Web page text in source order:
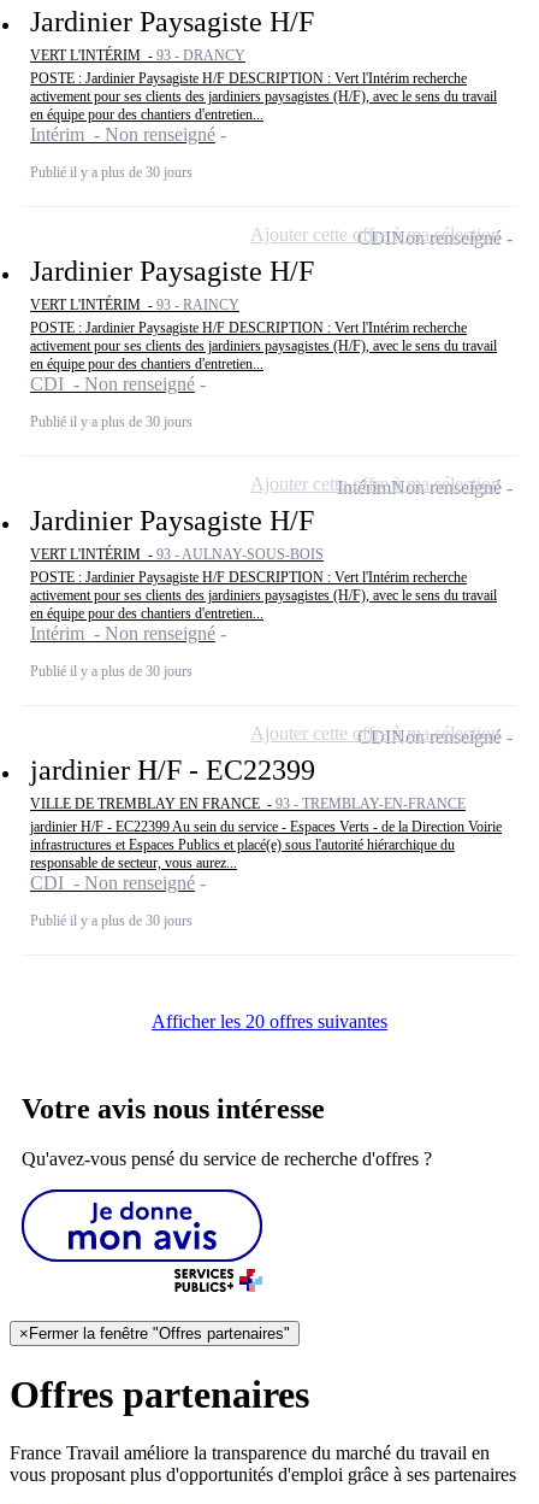
Jardinier Paysagiste H/F
VERT L'INTÉRIM - 93 - DRANCY
POSTE : Jardinier Paysagiste H/F DESCRIPTION : Vert l'Intérim recherche
activement pour ses clients des jardiniers paysagistes (H/F), avec le sens du travail
en équipe pour des chantiers d'entretien...
Intérim - Non renseigné
Publié il y a plus de 30 jours
Jardinier Paysagiste H/F
VERT L'INTÉRIM - 93 - RAINCY
POSTE : Jardinier Paysagiste H/F DESCRIPTION : Vert l'Intérim recherche
activement pour ses clients des jardiniers paysagistes (H/F), avec le sens du travail
en équipe pour des chantiers d'entretien...
CDI - Non renseigné
Publié il y a plus de 30 jours
CDINon renseigné
Ajouter cette offre à ma sélection
Jardinier Paysagiste H/F
VERT L'INTÉRIM - 93 - AULNAY-SOUS-BOIS
POSTE : Jardinier Paysagiste H/F DESCRIPTION : Vert l'Intérim recherche
activement pour ses clients des jardiniers paysagistes (H/F), avec le sens du travail
en équipe pour des chantiers d'entretien...
Intérim - Non renseigné
Publié il y a plus de 30 jours
IntérimNon renseigné
Ajouter cette offre à ma sélection
jardinier H/F - EC22399
VILLE DE TREMBLAY EN FRANCE - 93 - TREMBLAY-EN-FRANCE
jardinier H/F - EC22399 Au sein du service - Espaces Verts - de la Direction Voirie
infrastructures et Espaces Publics et placé(e) sous l'autorité hiérarchique du
responsable de secteur, vous aurez...
CDI - Non renseigné
Publié il y a plus de 30 jours
CDINon renseigné
Ajouter cette offre à ma sélection
Afficher les 20 offres suivantes
Votre avis nous intéresse
Qu'avez-vous pensé du service de recherche d'offres ?
× Fermer la fenêtre "Offres partenaires"
Offres partenaires
France Travail améliore la transparence du marché du travail en
vous proposant plus d'opportunités d'emploi grâce à ses partenaires